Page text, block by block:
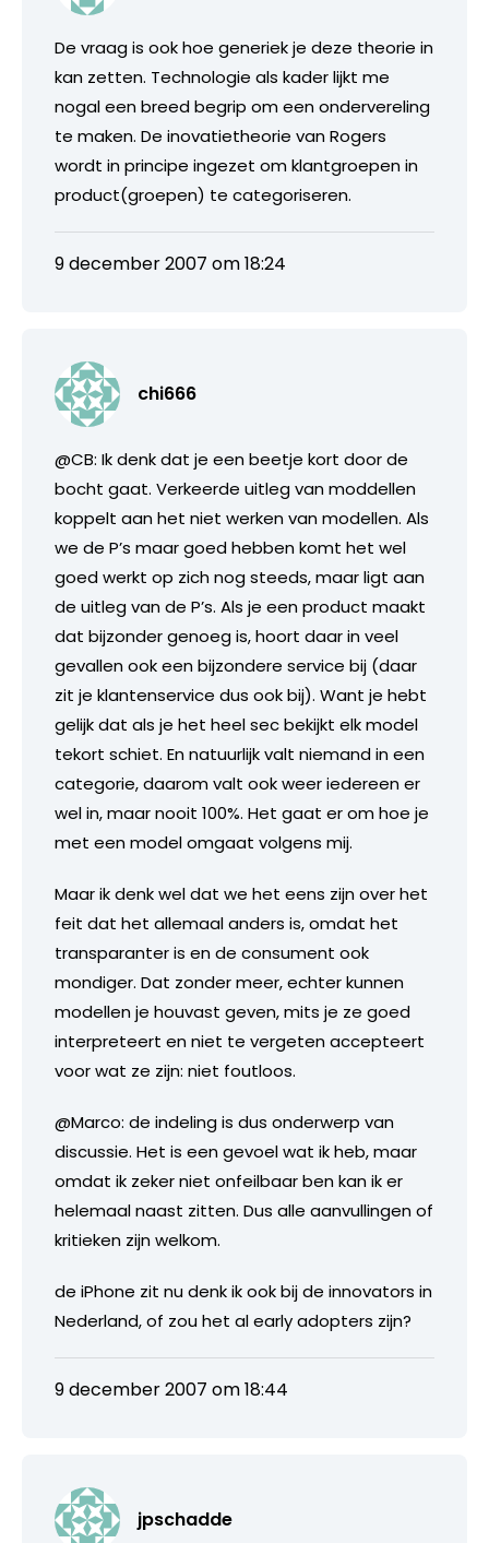
De vraag is ook hoe generiek je deze theorie in
kan zetten. Technologie als kader lijkt me
nogal een breed begrip om een ondervereling
te maken. De inovatietheorie van Rogers
wordt in principe ingezet om klantgroepen in
product(groepen) te categoriseren.
9 december 2007 om 18:24
chi666
@CB: Ik denk dat je een beetje kort door de
bocht gaat. Verkeerde uitleg van moddellen
koppelt aan het niet werken van modellen. Als
we de P’s maar goed hebben komt het wel
goed werkt op zich nog steeds, maar ligt aan
de uitleg van de P’s. Als je een product maakt
dat bijzonder genoeg is, hoort daar in veel
gevallen ook een bijzondere service bij (daar
zit je klantenservice dus ook bij). Want je hebt
gelijk dat als je het heel sec bekijkt elk model
tekort schiet. En natuurlijk valt niemand in een
categorie, daarom valt ook weer iedereen er
wel in, maar nooit 100%. Het gaat er om hoe je
met een model omgaat volgens mij.
Maar ik denk wel dat we het eens zijn over het
feit dat het allemaal anders is, omdat het
transparanter is en de consument ook
mondiger. Dat zonder meer, echter kunnen
modellen je houvast geven, mits je ze goed
interpreteert en niet te vergeten accepteert
voor wat ze zijn: niet foutloos.
@Marco: de indeling is dus onderwerp van
discussie. Het is een gevoel wat ik heb, maar
omdat ik zeker niet onfeilbaar ben kan ik er
helemaal naast zitten. Dus alle aanvullingen of
kritieken zijn welkom.
de iPhone zit nu denk ik ook bij de innovators in
Nederland, of zou het al early adopters zijn?
9 december 2007 om 18:44
jpschadde